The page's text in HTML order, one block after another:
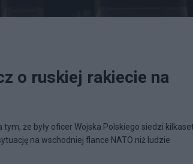
o ruskiej rakiecie na
że były oficer Wojska Polskiego siedzi
na wschodniej flance NATO niż ludzie